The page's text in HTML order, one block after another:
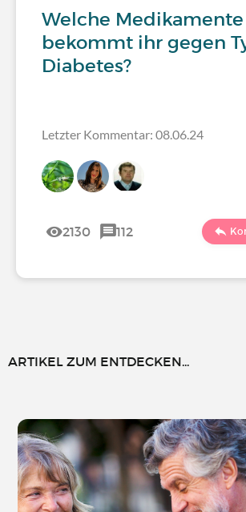
Welche Medikamente
bekommt ihr gegen
Diabetes?
Letzter Kommentar: 08.06.24
2130 112
ARTIKEL ZUM ENTDECKEN...